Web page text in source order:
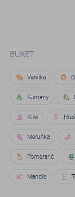
BUKET
Vanilka
Kameny
Kiwi
Meruňka
Pomeranč
Mandle